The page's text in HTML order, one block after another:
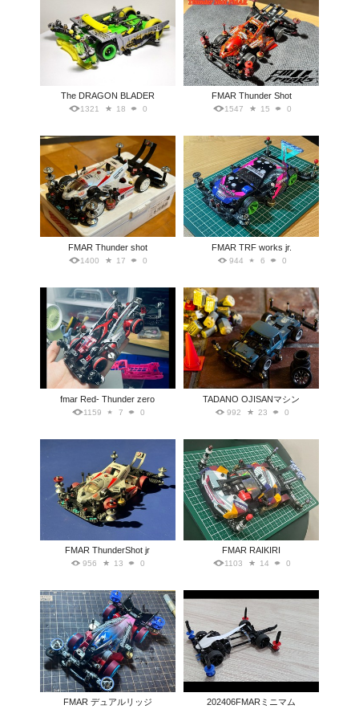
The DRAGON BLADER
1321 18 0
FMAR Thunder Shot
1547 15 0
FMAR Thunder shot
1400 17 0
FMAR TRF works jr.
944 6 0
fmar Red- Thunder zero
1159 7 0
TADANO OJISANマシン
992 23 0
FMAR ThunderShot jr
956 13 0
FMAR RAIKIRI
1103 14 0
FMAR デュアルリッジ 202406FMARミニマム